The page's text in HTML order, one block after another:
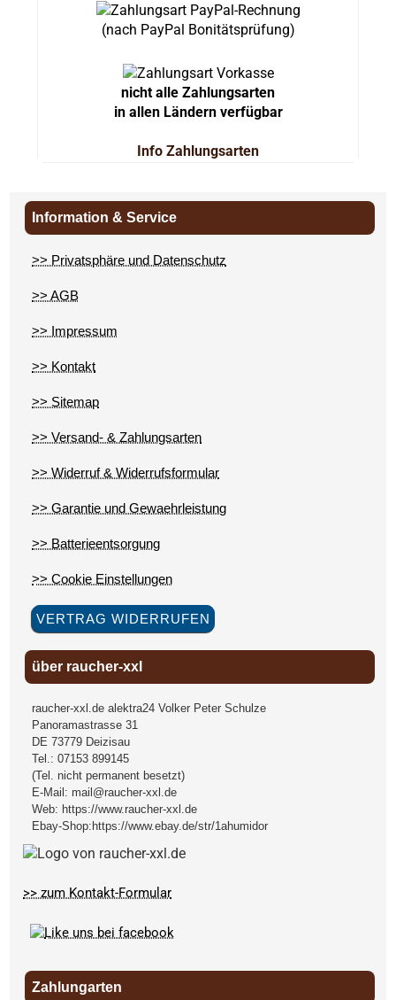
(nach PayPal Bonitätsprüfung)
nicht alle Zahlungsarten
in allen Ländern verfügbar
Info Zahlungsarten
Information & Service
>> Privatsphäre und Datenschutz
>> AGB
>> Impressum
>> Kontakt
>> Sitemap
>> Versand- & Zahlungsarten
>> Widerruf & Widerrufsformular
>> Garantie und Gewaehrleistung
>> Batterieentsorgung
>> Cookie Einstellungen
VERTRAG WIDERRUFEN
über raucher-xxl
raucher-xxl.de alektra24 Volker Peter Schulze
Panoramastrasse 31
DE 73779 Deizisau
Tel.:07153 899145
(Tel. nicht permanent besetzt)
E-Mail: mail@raucher-xxl.de
Web: https://www.raucher-xxl.de
Ebay-Shop: https://www.ebay.de/str/1ahumidor
>> zum Kontakt-Formular
Zahlungarten